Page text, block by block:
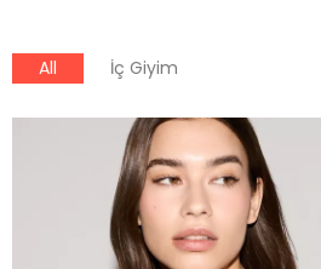
All İç Giyim